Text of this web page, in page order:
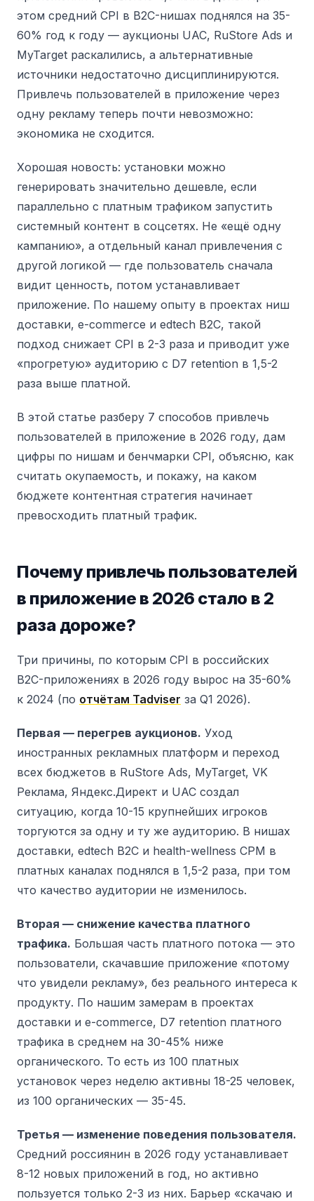
этом средний CPI в B2C-нишах поднялся на 35-
60% год к году — аукционы UAC, RuStore Ads и
MyTarget раскалились, а альтернативные
источники недостаточно дисциплинируются.
Привлечь пользователей в приложение через
одну рекламу теперь почти невозможно:
экономика не сходится.
Хорошая новость: установки можно
генерировать значительно дешевле, если
параллельно с платным трафиком запустить
системный контент в соцсетях. Не «ещё одну
кампанию», а отдельный канал привлечения с
другой логикой — где пользователь сначала
видит ценность, потом устанавливает
приложение. По нашему опыту в проектах ниш
доставки, e-commerce и edtech B2C, такой
подход снижает CPI в 2-3 раза и приводит уже
«прогретую» аудиторию с D7 retention в 1,5-2
раза выше платной.
В этой статье разберу 7 способов привлечь
пользователей в приложение в 2026 году, дам
цифры по нишам и бенчмарки CPI, объясню, как
считать окупаемость, и покажу, на каком
бюджете контентная стратегия начинает
превосходить платный трафик.
Почему привлечь пользователей
в приложение в 2026 стало в 2
раза дороже?
Три причины, по которым CPI в российских
B2C-приложениях в 2026 году вырос на 35-60%
к 2024 (по отчётам Tadviser за Q1 2026).
Первая — перегрев аукционов. Уход
иностранных рекламных платформ и переход
всех бюджетов в RuStore Ads, MyTarget, VK
Реклама, Яндекс.Директ и UAC создал
ситуацию, когда 10-15 крупнейших игроков
торгуются за одну и ту же аудиторию. В нишах
доставки, edtech B2C и health-wellness CPM в
платных каналах поднялся в 1,5-2 раза, при том
что качество аудитории не изменилось.
Вторая — снижение качества платного
трафика. Большая часть платного потока — это
пользователи, скачавшие приложение «потому
что увидели рекламу», без реального интереса к
продукту. По нашим замерам в проектах
доставки и e-commerce, D7 retention платного
трафика в среднем на 30-45% ниже
органического. То есть из 100 платных
установок через неделю активны 18-25 человек,
из 100 органических — 35-45.
Третья — изменение поведения пользователя.
Средний россиянин в 2026 году устанавливает
8-12 новых приложений в год, но активно
пользуется только 2-3 из них. Барьер «скачаю и